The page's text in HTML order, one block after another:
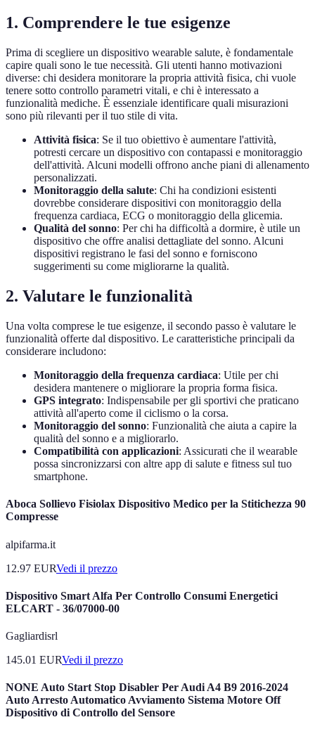
1. Comprendere le tue esigenze
Prima di scegliere un dispositivo wearable salute, è fondamentale
capire quali sono le tue necessità. Gli utenti hanno motivazioni
diverse: chi desidera monitorare la propria attività fisica, chi vuole
tenere sotto controllo parametri vitali, e chi è interessato a
funzionalità mediche. È essenziale identificare quali misurazioni
sono più rilevanti per il tuo stile di vita.
Attività fisica: Se il tuo obiettivo è aumentare l'attività,
potresti cercare un dispositivo con contapassi e monitoraggio
dell'attività. Alcuni modelli offrono anche piani di allenamento
personalizzati.
Monitoraggio della salute: Chi ha condizioni esistenti
dovrebbe considerare dispositivi con monitoraggio della
frequenza cardiaca, ECG o monitoraggio della glicemia.
Qualità del sonno: Per chi ha difficoltà a dormire, è utile un
dispositivo che offre analisi dettagliate del sonno. Alcuni
dispositivi registrano le fasi del sonno e forniscono
suggerimenti su come migliorarne la qualità.
2. Valutare le funzionalità
Una volta comprese le tue esigenze, il secondo passo è valutare le
funzionalità offerte dal dispositivo. Le caratteristiche principali da
considerare includono:
Monitoraggio della frequenza cardiaca: Utile per chi
desidera mantenere o migliorare la propria forma fisica.
GPS integrato: Indispensabile per gli sportivi che praticano
attività all'aperto come il ciclismo o la corsa.
Monitoraggio del sonno: Funzionalità che aiuta a capire la
qualità del sonno e a migliorarlo.
Compatibilità con applicazioni: Assicurati che il wearable
possa sincronizzarsi con altre app di salute e fitness sul tuo
smartphone.
Aboca Sollievo Fisiolax Dispositivo Medico per la Stitichezza 90
Compresse
alpifarma.it
12.97 EURVedi il prezzo
Dispositivo Smart Alfa Per Controllo Consumi Energetici
ELCART - 36/07000-00
Gagliardisrl
145.01 EURVedi il prezzo
NONE Auto Start Stop Disabler Per Audi A4 B9 2016-2024
Auto Arresto Automatico Avviamento Sistema Motore Off
Dispositivo di Controllo del Sensore